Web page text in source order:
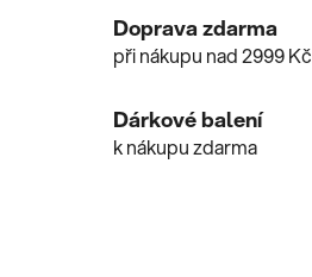
v
k
Doprava zdarma
při nákupu nad 2999 Kč
Dárkové balení
k nákupu zdarma